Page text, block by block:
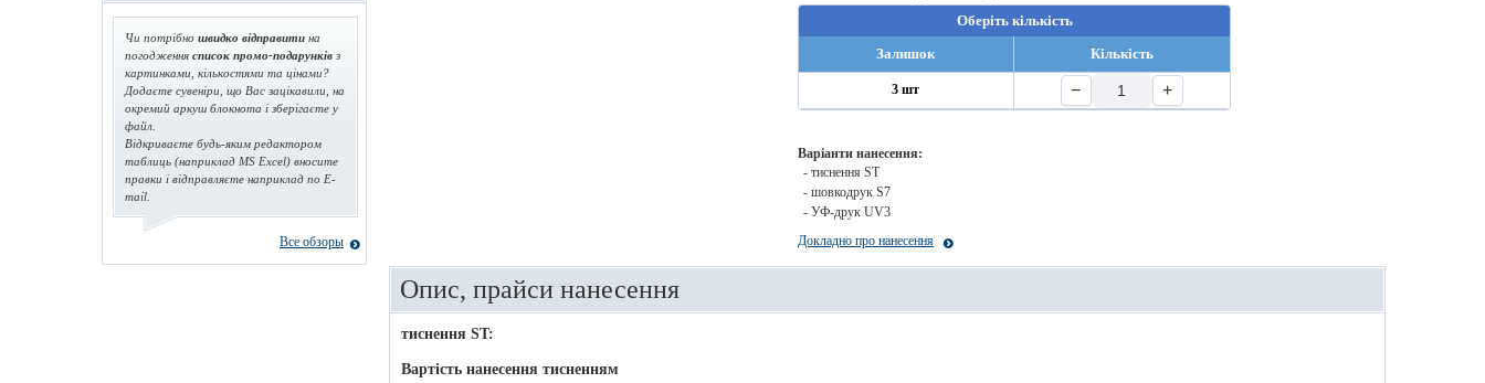
Оберіть кількість
Залишок
Кількість
3 шт − +
Варіанти нанесення:
- тиснення ST
- шовкодрук S7
- УФ-друк UV3
Докладно про нанесення
Опис, прайси нанесення
тиснення ST:
Вартість нанесення тисненням
Чи потрібно швидко відправити на
погодження список промо-подарунків з
картинками, кількостями та цінами?
Додаєте сувеніри, що Вас зацікавили, на
окремий аркуш блокнота і зберігаєте у
файл.
Відкриваєте будь-яким редактором
таблиць (наприклад MS Excel) вносите
правки і відправляєте наприклад по E-
mail.
Все обзоры